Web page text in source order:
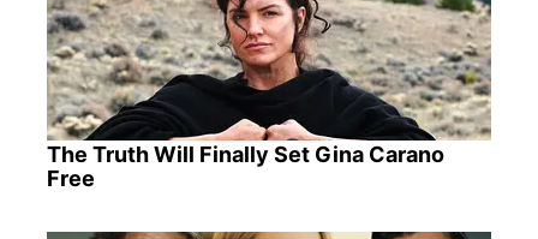
The Truth Will Finally Set Gina Carano
Free